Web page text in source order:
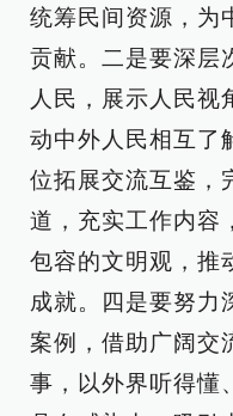
统筹民间资源，为
贡献。二是要深层
人民，展示人民视
动中外人民相互了
位拓展交流互鉴，
道，充实工作内容
包容的文明观，推
成就。四是要努力
案例，借助广阔交
事，以外界听得懂